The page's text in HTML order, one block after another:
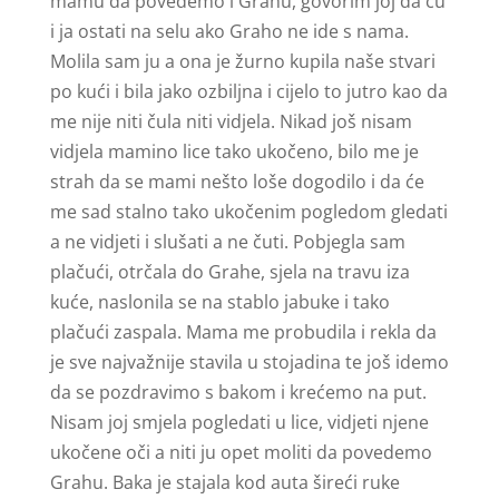
i ja ostati na selu ako Graho ne ide s nama.
Molila sam ju a ona je žurno kupila naše stvari
po kući i bila jako ozbiljna i cijelo to jutro kao da
me nije niti čula niti vidjela. Nikad još nisam
vidjela mamino lice tako ukočeno, bilo me je
strah da se mami nešto loše dogodilo i da će
me sad stalno tako ukočenim pogledom gledati
a ne vidjeti i slušati a ne čuti. Pobjegla sam
plačući, otrčala do Grahe, sjela na travu iza
kuće, naslonila se na stablo jabuke i tako
plačući zaspala. Mama me probudila i rekla da
je sve najvažnije stavila u stojadina te još idemo
da se pozdravimo s bakom i krećemo na put.
Nisam joj smjela pogledati u lice, vidjeti njene
ukočene oči a niti ju opet moliti da povedemo
Grahu. Baka je stajala kod auta šireći ruke